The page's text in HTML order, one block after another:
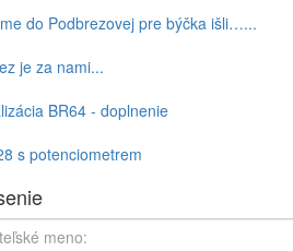
do Podbrezovej pre býčka išli…...
je za nami...
BR64 - doplnenie
s potenciometrem